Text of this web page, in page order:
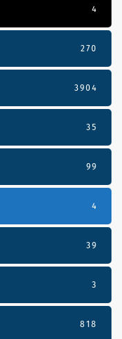
4
270
3904
35
99
4
39
3
818